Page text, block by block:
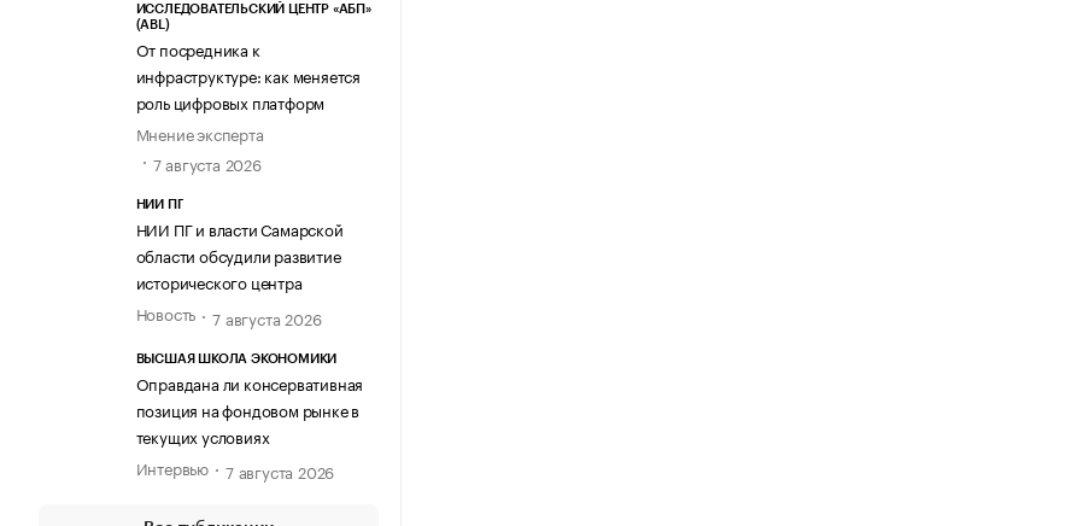
ИССЛЕДОВАТЕЛЬСКИЙ ЦЕНТР «АБП»
(ABL)
От посредника к
инфраструктуре: как меняется
роль цифровых платформ
Мнение эксперта
7 августа 2026
НИИ ПГ
НИИ ПГ и власти Самарской
области обсудили развитие
исторического центра
Новость
7 августа 2026
ВЫСШАЯ ШКОЛА ЭКОНОМИКИ
Оправдана ли консервативная
позиция на фондовом рынке в
текущих условиях
Интервью
7 августа 2026